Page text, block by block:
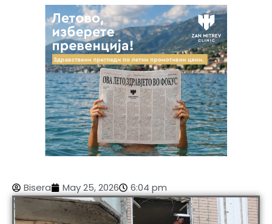
Bisera May 25, 2026 6:04 pm